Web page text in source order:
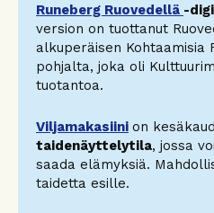
Runeberg Ruovedellä -
version on tuottanut
alkuperäisen Kohtaamisia
pohjalta, joka oli
tuotantoa.
Viljamakasiini on
taidenäyttelytila, jossa
saada elämyksiä.
taidetta esille.